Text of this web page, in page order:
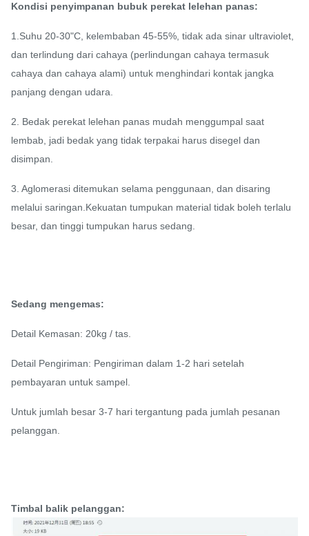
Kondisi penyimpanan bubuk perekat lelehan panas:
1. Suhu 20-30"C, kelembaban 45-55%, tidak ada sinar ultraviolet,
dan terlindung dari cahaya (perlindungan cahaya termasuk
cahaya dan cahaya alami) untuk menghindari kontak jangka
panjang dengan udara.
2. Bedak perekat lelehan panas mudah menggumpal saat
lembab, jadi bedak yang tidak terpakai harus disegel dan
disimpan.
3. Aglomerasi ditemukan selama penggunaan, dan disaring
melalui saringan.Kekuatan tumpukan material tidak boleh terlalu
besar, dan tinggi tumpukan harus sedang.
Sedang mengemas:
Detail Kemasan: 20kg / tas.
Detail Pengiriman: Pengiriman dalam 1-2 hari setelah
pembayaran untuk sampel.
Untuk jumlah besar 3-7 hari tergantung pada jumlah pesanan
pelanggan.
Timbal balik pelanggan: